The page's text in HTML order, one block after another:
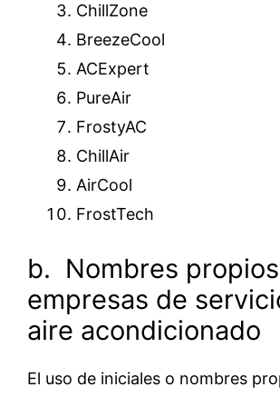
ChillZone
BreezeCool
ACExpert
PureAir
FrostyAC
ChillAir
AirCool
FrostTech
b. Nombres
empresas de
aire acondicionado
El uso de iniciales o nombres